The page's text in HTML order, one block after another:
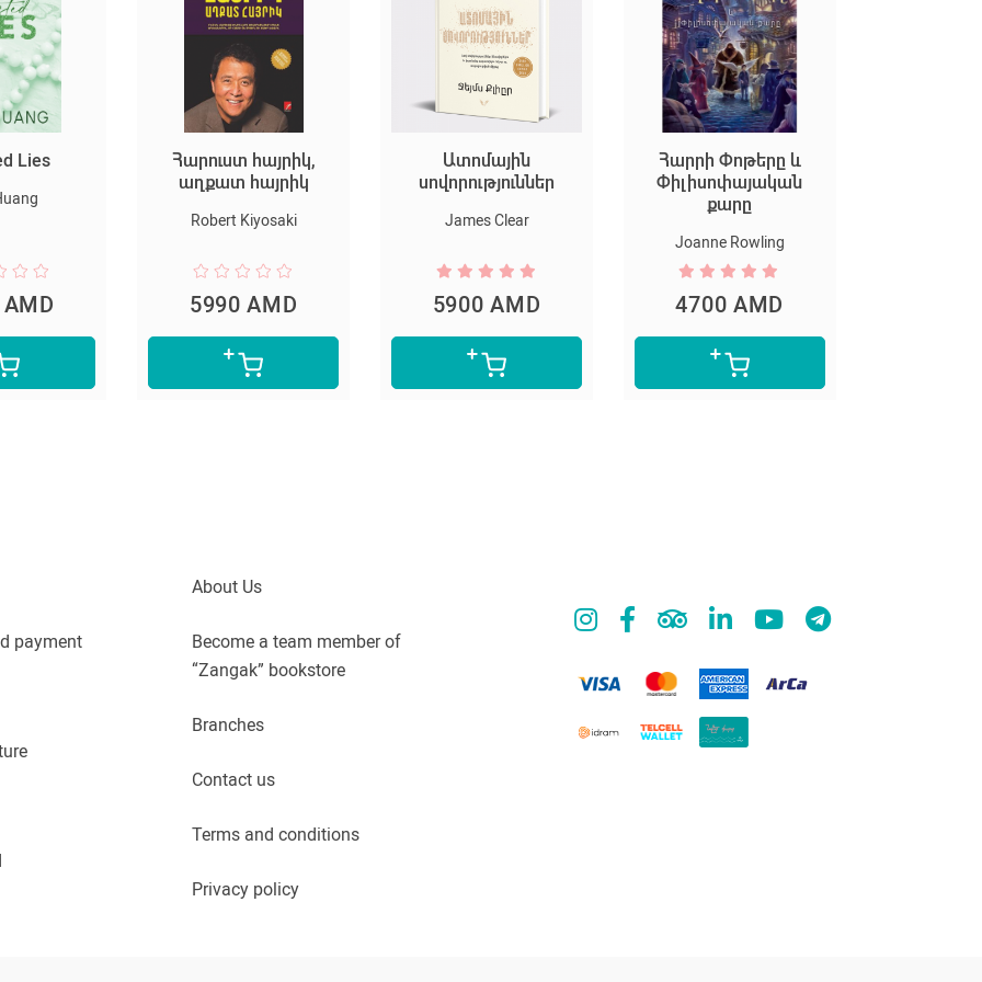
Lies
Հարուստ հայրիկ,
աղքատ հայրիկ
Robert Kiyosaki
5990 AMD
Ատոմային
սովորություններ
James Clear
5900 AMD
Հարրի Փոթերը և
Փիլիսոփայական
քարը
Joanne Rowling
4700 AMD
payment
About Us
Become a team member of
“Zangak” bookstore
Branches
Contact us
Terms and conditions
Privacy policy